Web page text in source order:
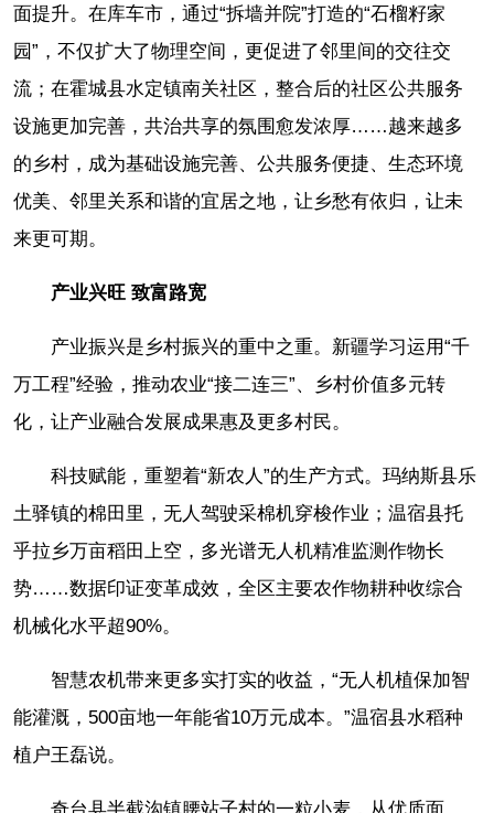
面提升。在库车市，通过“拆墙并院”打造的“石榴籽家
园”，不仅扩大了物理空间，更促进了邻里间的交往交
流；在霍城县水定镇南关社区，整合后的社区公共服务
设施更加完善，共治共享的氛围愈发浓厚……越来越多
的乡村，成为基础设施完善、公共服务便捷、生态环境
优美、邻里关系和谐的宜居之地，让乡愁有依归，让未
来更可期。
产业兴旺 致富路宽
产业振兴是乡村振兴的重中之重。新疆学习运用“千
万工程”经验，推动农业“接二连三”、乡村价值多元转
化，让产业融合发展成果惠及更多村民。
科技赋能，重塑着“新农人”的生产方式。玛纳斯县乐
土驿镇的棉田里，无人驾驶采棉机穿梭作业；温宿县托
乎拉乡万亩稻田上空，多光谱无人机精准监测作物长
势……数据印证变革成效，全区主要农作物耕种收综合
机械化水平超90%。
智慧农机带来更多实打实的收益，“无人机植保加智
能灌溉，500亩地一年能省10万元成本。”温宿县水稻种
植户王磊说。